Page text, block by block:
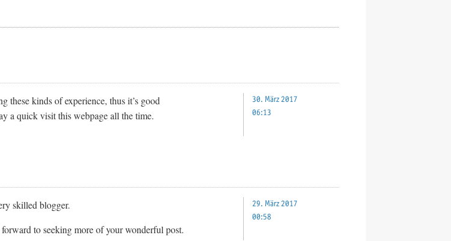
these kinds of experience, thus it’s good
a quick visit this webpage all the time.
30. März 2017
06:13
skilled blogger.
to seeking more of your wonderful post.
29. März 2017
00:58